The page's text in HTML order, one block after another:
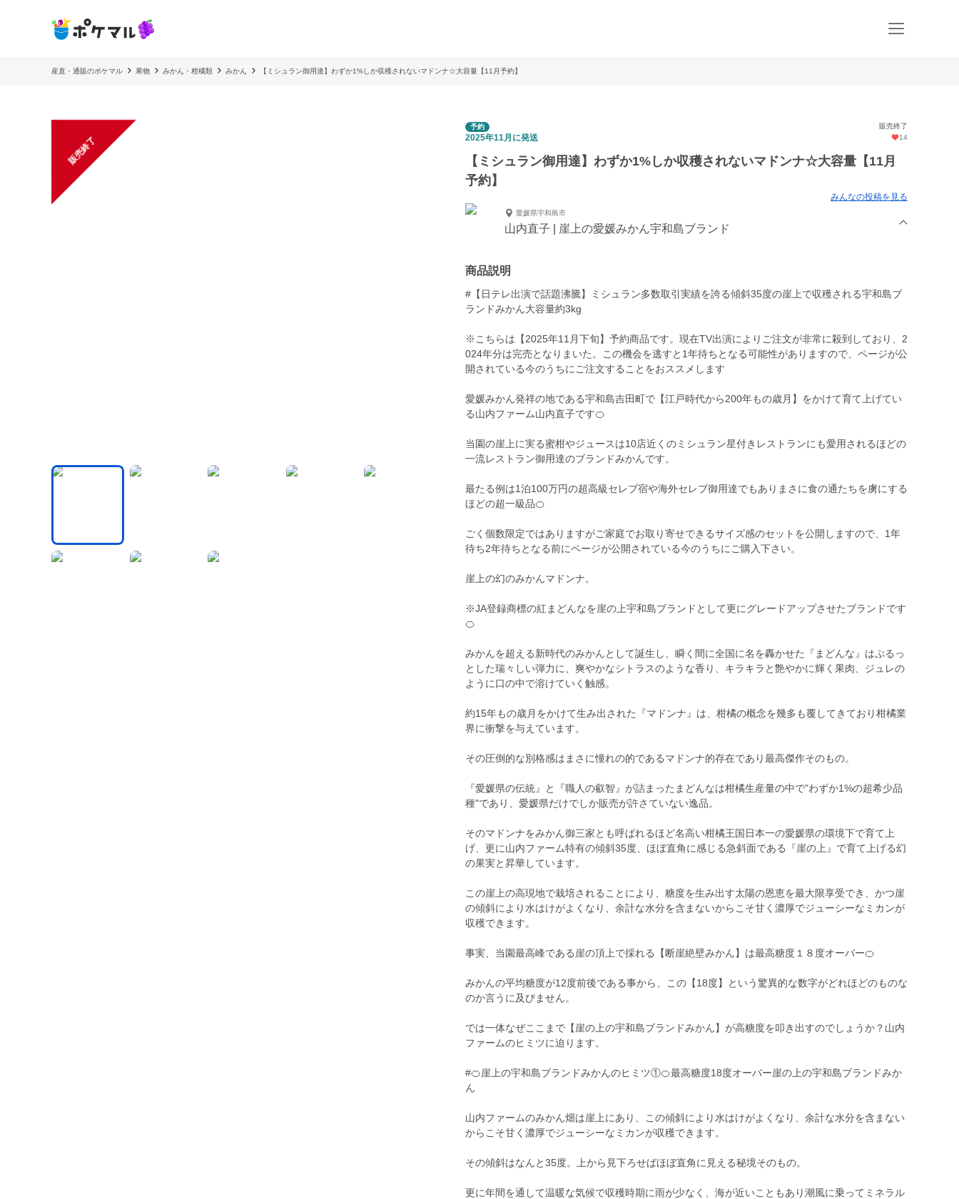
産直・通販のポケマル 果物 みかん・柑橘類 みかん 【ミシュラン御用達】わずか1%しか収穫されないマドンナ☆大容量【11月予約】
販売終了
予約 販売終了
2025年11月に発送 14
【ミシュラン御用達】わずか1%しか収穫されないマドンナ☆大容量【11月
予約】
みんなの投稿を見る
愛媛県宇和島市
山内直子 | 崖上の愛媛みかん宇和島ブランド
商品説明
#【日テレ出演で話題沸騰】ミシュラン多数取引実績を誇る傾斜35度の崖上で収穫される宇和島ブ
ランドみかん大容量約3kg
※こちらは【2025年11月下旬】予約商品です。現在TV出演によりご注文が非常に殺到しており、2
024年分は完売となりまいた。この機会を逃すと1年待ちとなる可能性がありますので、ページが公
開されている今のうちにご注文することをおススメします
愛媛みかん発祥の地である宇和島吉田町で【江戸時代から200年もの歳月】をかけて育て上げてい
る山内ファーム山内直子です🍊
当園の崖上に実る蜜柑やジュースは10店近くのミシュラン星付きレストランにも愛用されるほどの
一流レストラン御用達のブランドみかんです。
最たる例は1泊100万円の超高級セレブ宿や海外セレブ御用達でもありまさに食の通たちを虜にする
ほどの超一級品🍊
ごく個数限定ではありますがご家庭でお取り寄せできるサイズ感のセットを公開しますので、1年
待ち2年待ちとなる前にページが公開されている今のうちにご購入下さい。
崖上の幻のみかんマドンナ。
※JA登録商標の紅まどんなを崖の上宇和島ブランドとして更にグレードアップさせたブランドです
🍊
みかんを超える新時代のみかんとして誕生し、瞬く間に全国に名を轟かせた『まどんな』はぷるっ
とした瑞々しい弾力に、爽やかなシトラスのような香り、キラキラと艶やかに輝く果肉、ジュレの
ように口の中で溶けていく触感。
約15年もの歳月をかけて生み出された『マドンナ』は、柑橘の概念を幾多も覆してきており柑橘業
界に衝撃を与えています。
その圧倒的な別格感はまさに憧れの的であるマドンナ的存在であり最高傑作そのもの。
『愛媛県の伝統』と『職人の叡智』が詰まったまどんなは柑橘生産量の中で"わずか1%の超希少品
種"であり、愛媛県だけでしか販売が許さていない逸品。
そのマドンナをみかん御三家とも呼ばれるほど名高い柑橘王国日本一の愛媛県の環境下で育て上
げ、更に山内ファーム特有の傾斜35度、ほぼ直角に感じる急斜面である『崖の上』で育て上げる幻
の果実と昇華しています。
この崖上の高現地で栽培されることにより、糖度を生み出す太陽の恩恵を最大限享受でき、かつ崖
の傾斜により水はけがよくなり、余計な水分を含まないからこそ甘く濃厚でジューシーなミカンが
収穫できます。
事実、当園最高峰である崖の頂上で採れる【断崖絶壁みかん】は最高糖度１８度オーバー🍊
みかんの平均糖度が12度前後である事から、この【18度】という驚異的な数字がどれほどのものな
のか言うに及びません。
では一体なぜここまで【崖の上の宇和島ブランドみかん】が高糖度を叩き出すのでしょうか？山内
ファームのヒミツに迫ります。
#🍊崖上の宇和島ブランドみかんのヒミツ①🍊最高糖度18度オーバー崖の上の宇和島ブランドみか
ん
山内ファームのみかん畑は崖上にあり、この傾斜により水はけがよくなり、余計な水分を含まない
からこそ甘く濃厚でジューシーなミカンが収穫できます。
その傾斜はなんと35度。上から見下ろせばほぼ直角に見える秘境そのもの。
更に年間を通して温暖な気候で収穫時期に雨が少なく、海が近いこともあり潮風に乗ってミネラル